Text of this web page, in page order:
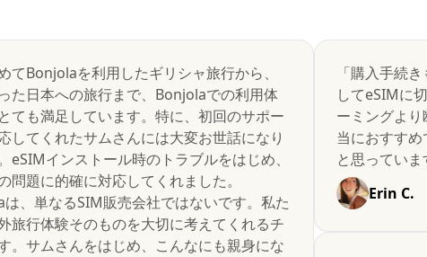
てBonjolaを利用したギリシャ旅行から、
た日本への旅行まで、Bonjolaでの利用体
ても満足しています。特に、初回のサポー
してくれたサムさんには大変お世話になり
eSIMインストール時のトラブルをはじめ、
問題に的確に対応してくれました。
、単なるSIM販売会社ではないです。私た
旅行体験そのものを大切に考えてくれるチ
。サムさんをはじめ、こんなにも親身にな
「購入手続
してeSIMに
ーミングよ
当におすす
と思っていま
Erin C.